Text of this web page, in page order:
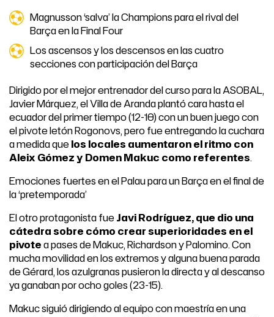
Magnusson ‘salva’ la Champions para el rival del
Barça en la Final Four
Los ascensos y los descensos en las cuatro
secciones con participación del Barça
Dirigido por el mejor entrenador del curso para la ASOBAL,
Javier Márquez, el Villa de Aranda plantó cara hasta el
ecuador del primer tiempo (12-10) con un buen juego con
el pivote letón Rogonovs, pero fue entregando la cuchara
a medida quelos locales aumentaron el ritmo con
Aleix Gómez y Domen Makuc como referentes.
Emociones fuertes en el Palau para un Barça en el final de
la ‘pretemporada’
El otro protagonista fueJavi Rodríguez, que dio una
cátedra sobre cómo crear superioridades en el
pivotea pases de Makuc, Richardson y Palomino. Con
mucha movilidad en los extremos y alguna buena parada
de Gérard, los azulgranas pusieron la directa y al descanso
ya ganaban por ocho goles (23-15).
Makuc siguió dirigiendo al equipo con maestría en una